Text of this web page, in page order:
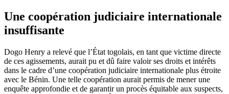
Une coopération judiciaire internationale
insuffisante
Dogo Henry a relevé que l’État togolais, en tant que victime directe
de ces agissements, aurait pu et dû faire valoir ses droits et intérêts
dans le cadre d’une coopération judiciaire internationale plus étroite
avec le Bénin. Une telle coopération aurait permis de mener une
enquête approfondie et de garantir un procès équitable aux suspects,